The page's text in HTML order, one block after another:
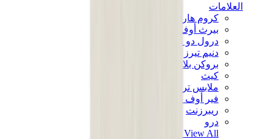
العلامات
كروم هارتس
بيرث أوف رويال تشايلد
درول دو مونسيور
دنيم تيرز
بروكن بلانت
كيث
ملابس ترافيس سكوت
فير أوف غاد × إيسنشالز
ريبرزنت
درو
View All